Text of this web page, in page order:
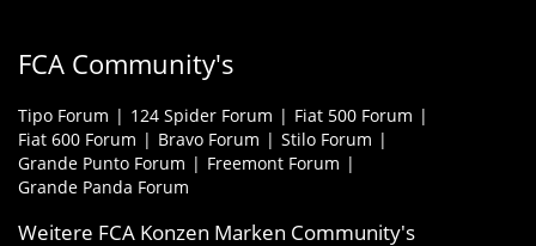
FCA Community's
Tipo Forum 124 Spider Forum
Fiat 500 Forum
Fiat 600 Forum
Bravo Forum
Stilo Forum
Grande Punto Forum
Freemont Forum
Grande Panda Forum
Weitere FCA Konzen Marken Community's